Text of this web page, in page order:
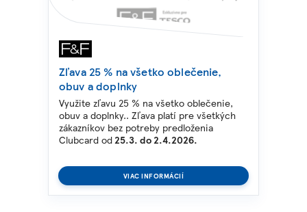
Zľava 25 % na všetko oblečenie,
obuv a doplnky
Využite zľavu 25 % na všetko oblečenie,
obuv a doplnky.. Zľava platí pre všetkých
zákazníkov bez potreby predloženia
Clubcard od25.3. do 2.4.2026.
VIAC INFORMÁCIÍ